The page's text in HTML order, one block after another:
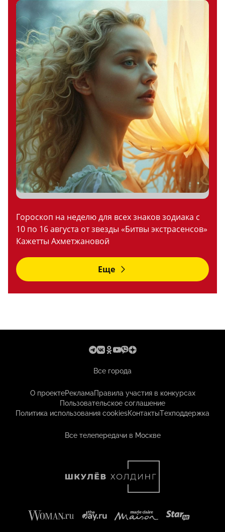
Гороскоп на неделю для всех знаков зодиака с
10 по 16 августа от звезды «Битвы экстрасенсов»
Кажетты Ахметжановой
Еще
Все города
О проектеРекламаПравила участия в конкурсах
Пользовательское соглашение
Политика использования cookiesКонтактыТехподдержка
Все телепередачи в Москве